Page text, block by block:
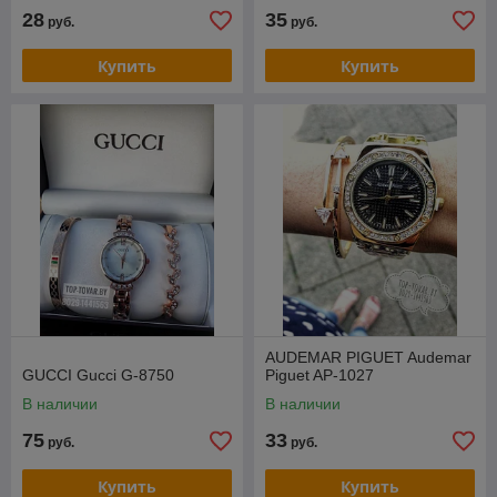
28 руб.
Купить
35 руб.
Купить
GUCCI Gucci G-8750
В наличии
75 руб.
Купить
AUDEMAR PIGUET Audemar
Piguet AP-1027
В наличии
33 руб.
Купить